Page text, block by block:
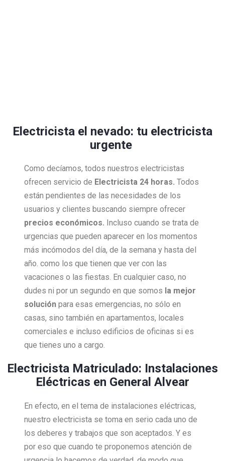
Electricista el nevado: tu electricista
urgente
Como decíamos, todos nuestros electricistas
ofrecen servicio de Electricista 24 horas. Todos
están pendientes de las necesidades de los
usuarios y clientes buscando siempre ofrecer
precios económicos. Incluso cuando se trata de
urgencias que pueden aparecer en los momentos
más incómodos del día, de la semana y hasta del
año. como los que tienen que ver con las
vacaciones o las fiestas. En cualquier caso, no
dudes ni por un segundo en que somos la mejor
solución para esas emergencias, no sólo en
casas, sino también en apartamentos, locales
comerciales e incluso edificios de oficinas si es
que tienes uno a cargo.
Electricista Matriculado: Instalaciones
Eléctricas en General Alvear
En efecto, en el tema de instalaciones eléctricas,
nuestro electricista se toma en serio cada uno de
los deberes y trabajos que son aceptados. Y es
por eso que cuando te proponemos atención de